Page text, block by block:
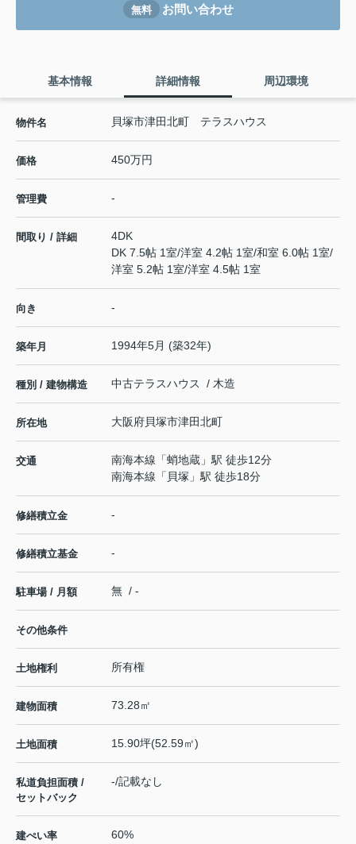
無料 お問い合わせ
基本情報 詳細情報 周辺環境
物件名 貝塚市津田北町 テラスハウス
価格 450万円
管理費 -
間取り / 詳細
4DK
DK 7.5帖 1室/洋室 4.2帖 1室/和室 6.0帖 1室/
洋室 5.2帖 1室/洋室 4.5帖 1室
向き -
築年月 1994年5月 (築32年)
種別 / 建物構造 中古テラスハウス / 木造
所在地 大阪府貝塚市津田北町
交通 南海本線 「蛸地蔵 」駅 徒歩12分
南海本線 「 貝塚 」駅 徒歩18分
修繕積立金 -
修繕積立基金 -
駐車場 / 月額 無 / -
その他条件
土地権利 所有権
建物面積 73.28㎡
土地面積 15.90坪(52.59㎡)
私道負担面積 /
セットバック
-/記載なし
建ぺい率 60%